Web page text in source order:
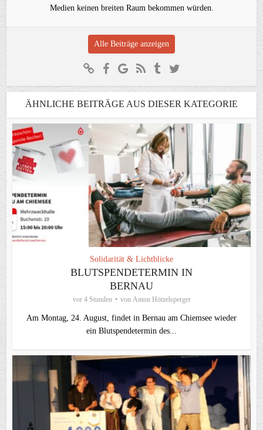
Medien keinen breiten Raum bekommen würden.
Alle Beiträge anzeigen
ÄHNLICHE BEITRÄGE AUS DIESER KATEGORIE
Solidarität & Lichtblicke
BLUTSPENDETERMIN IN
BERNAU
vor 4 Stunden von Anton Hötzelsperger
Am Montag, 24. August, findet in Bernau am Chiemsee wieder
ein Blutspendetermin des...